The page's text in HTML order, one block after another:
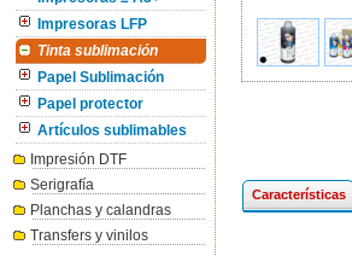
Impresoras LFP
Tinta sublimación
Papel Sublimación
Papel protector
Artículos sublimables
Impresión DTF
Serigrafía
Planchas y calandras
Transfers y vinilos
Características